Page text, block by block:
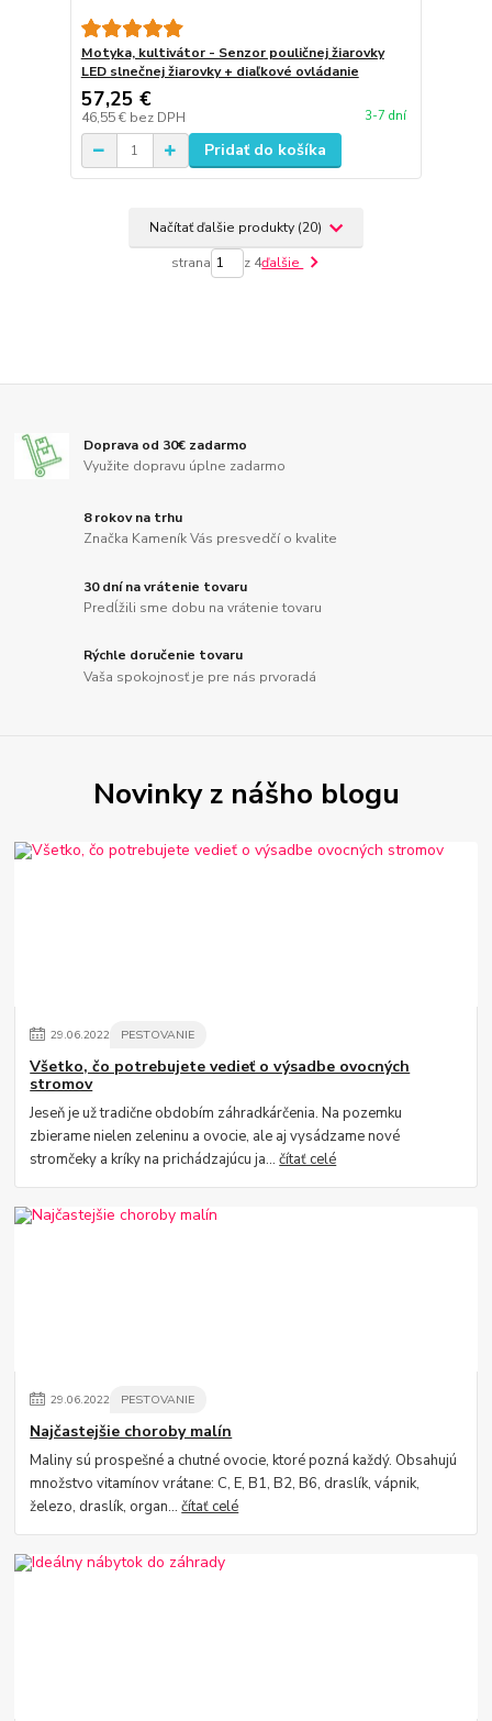
Motyka, kultivátor - Senzor pouličnej žiarovky
LED slnečnej žiarovky + diaľkové ovládanie
57,25 €
46,55 € bez DPH 3-7 dní
Pridať do košíka
Načítať ďalšie produkty (20)
strana z 4ďalšie
Doprava od 30€ zadarmo
Využite dopravu úplne zadarmo
8 rokov na trhu
Značka Kameník Vás presvedčí o kvalite
30 dní na vrátenie tovaru
Predĺžili sme dobu na vrátenie tovaru
Rýchle doručenie tovaru
Vaša spokojnosť je pre nás prvoradá
Novinky z nášho blogu
29.06.2022 PESTOVANIE
Všetko, čo potrebujete vedieť o výsadbe ovocných
stromov
Jeseň je už tradične obdobím záhradkárčenia. Na pozemku
zbierame nielen zeleninu a ovocie, ale aj vysádzame nové
stromčeky a kríky na prichádzajúcu ja...čítať celé
29.06.2022 PESTOVANIE
Najčastejšie choroby malín
Maliny sú prospešné a chutné ovocie, ktoré pozná každý. Obsahujú
množstvo vitamínov vrátane: C, E, B1, B2, B6, draslík, vápnik,
železo, draslík, organ...čítať celé